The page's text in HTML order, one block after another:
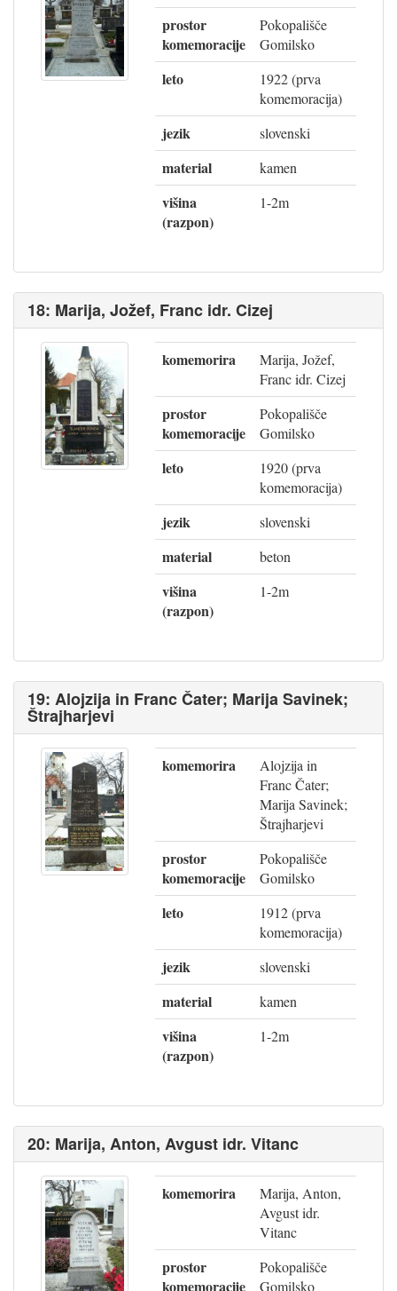
prostor
komemoracije
Pokopališče
Gomilsko
leto
1922 (prva
komemoracija)
jezik slovenski
material kamen
višina
(razpon)
1-2m
18: Marija, Jožef, Franc idr. Cizej
komemorira
Marija, Jožef,
Franc idr. Cizej
prostor
komemoracije
Pokopališče
Gomilsko
leto
1920 (prva
komemoracija)
jezik slovenski
material beton
višina
(razpon)
1-2m
19: Alojzija in Franc Čater; Marija Savinek;
Štrajharjevi
komemorira
Alojzija in
Franc Čater;
Marija Savinek;
Štrajharjevi
prostor
komemoracije
Pokopališče
Gomilsko
leto
1912 (prva
komemoracija)
jezik slovenski
material kamen
višina
(razpon)
1-2m
20: Marija, Anton, Avgust idr. Vitanc
komemorira
Marija, Anton,
Avgust idr.
Vitanc
prostor
komemoracije
Pokopališče
Gomilsko